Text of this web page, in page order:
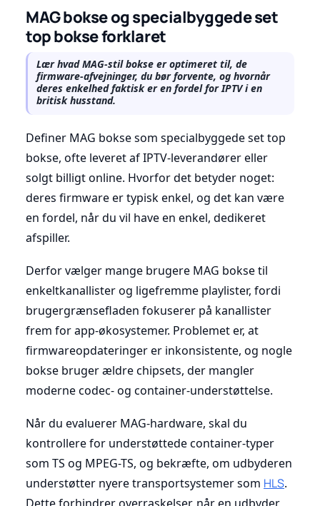
MAG bokse og specialbyggede set
top bokse forklaret
Lær hvad MAG-stil bokse er optimeret til, de
firmware-afvejninger, du bør forvente, og hvornår
deres enkelhed faktisk er en fordel for IPTV i en
britisk husstand.
Definer MAG bokse som specialbyggede set top
bokse, ofte leveret af IPTV-leverandører eller
solgt billigt online. Hvorfor det betyder noget:
deres firmware er typisk enkel, og det kan være
en fordel, når du vil have en enkel, dedikeret
afspiller.
Derfor vælger mange brugere MAG bokse til
enkeltkanallister og ligefremme playlister, fordi
brugergrænsefladen fokuserer på kanallister
frem for app-økosystemer. Problemet er, at
firmwareopdateringer er inkonsistente, og nogle
bokse bruger ældre chipsets, der mangler
moderne codec- og container-understøttelse.
Når du evaluerer MAG-hardware, skal du
kontrollere for understøttede container-typer
som TS og MPEG-TS, og bekræfte, om udbyderen
understøtter nyere transportsystemer som HLS.